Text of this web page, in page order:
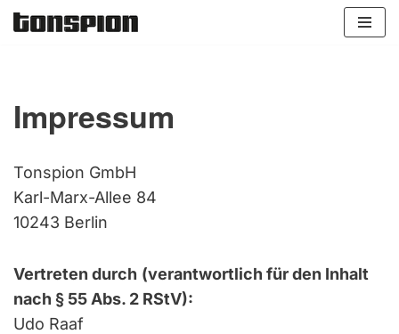
Impressum
Tonspion GmbH
Karl-Marx-Allee 84
10243 Berlin
Vertreten durch (verantwortlich für den Inhalt
nach § 55 Abs. 2 RStV):
Udo Raaf